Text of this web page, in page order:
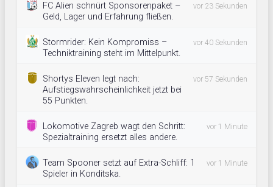
FC Alien schnürt Sponsorenpaket –
Geld, Lager und Erfahrung fließen.
vor 23 Sekunden
Stormrider: Kein Kompromiss –
Techniktraining steht im Mittelpunkt.
vor 40 Sekunden
Shortys Eleven legt nach:
Aufstiegswahrscheinlichkeit jetzt bei
55 Punkten.
vor 57 Sekunden
Lokomotive Zagreb wagt den Schritt:
Spezialtraining ersetzt alles andere.
vor 1 Minute
Team Spooner setzt auf Extra-Schliff: 1
Spieler in Konditska.
vor 1 Minute